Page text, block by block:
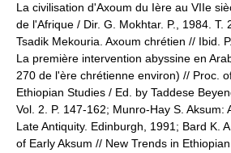
La civilisation d'Axoum du Ière au VIIe
de l'Afrique / Dir. G. Mokhtar. P., 1984. T.
Tsadik Mekouria. Axoum chrétien // Ibid.
La première intervention abyssine en
270 de l'ère chrétienne environ) // Proc.
Ethiopian Studies / Ed. by Taddese
Vol. 2. P. 147-162; Munro-Hay S. Aksum:
Late Antiquity. Edinburgh, 1991; Bard K.
of Early Aksum // New Trends in